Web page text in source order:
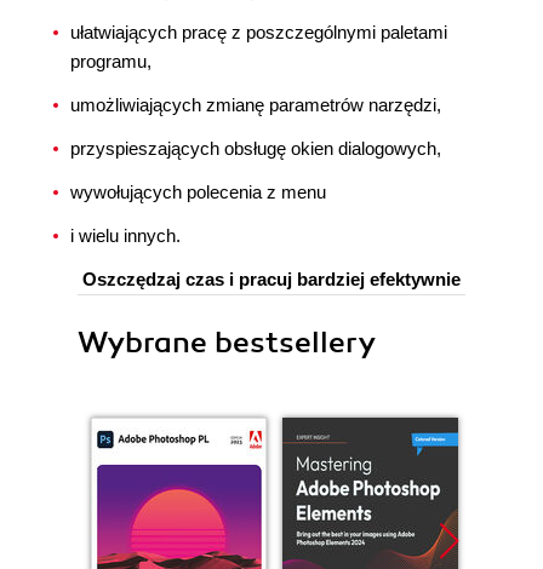
ułatwiających pracę z poszczególnymi paletami
programu,
umożliwiających zmianę parametrów narzędzi,
przyspieszających obsługę okien dialogowych,
wywołujących polecenia z menu
i wielu innych.
Oszczędzaj czas i pracuj bardziej efektywnie
Wybrane bestsellery